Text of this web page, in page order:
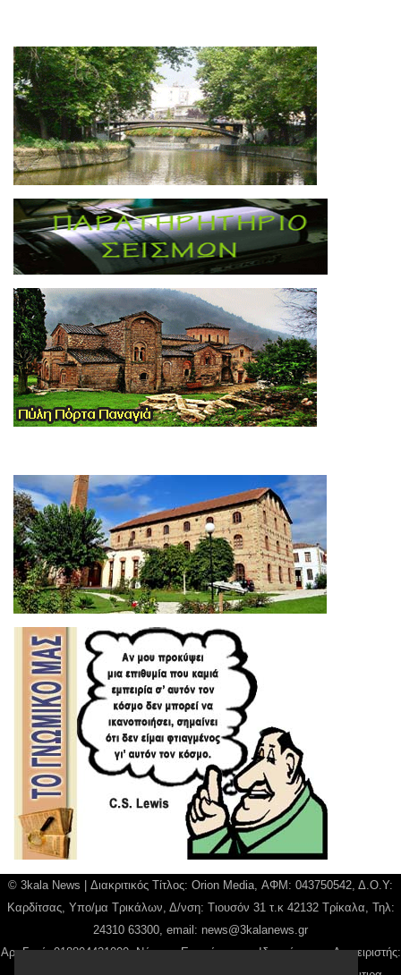
© 3kala News | Διακριτικός Τίτλος: Orion Media, ΑΦΜ: 043750542, Δ.Ο.Υ:
Καρδίτσας, Υπο/μα Τρικάλων, Δ/νση: Τιουσόν 31 τ.κ 42132 Τρίκαλα, Τηλ:
24310 63300, email: news@3kalanews.gr
Αρ. Γεμή: 018804431000, Νόμιμος Εκπρόσωπος, Ιδιοκτήτης και Διαχειριστής: